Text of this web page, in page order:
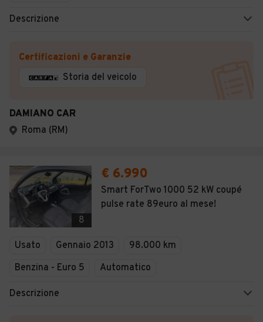
Descrizione
Certificazioni e Garanzie
Storia del veicolo
DAMIANO CAR
Roma (RM)
8
€ 6.990
Smart ForTwo 1000 52 kW coupé
pulse rate 89euro al mese!
Usato Gennaio 2013
98.000 km
Benzina - Euro 5
Automatico
Descrizione